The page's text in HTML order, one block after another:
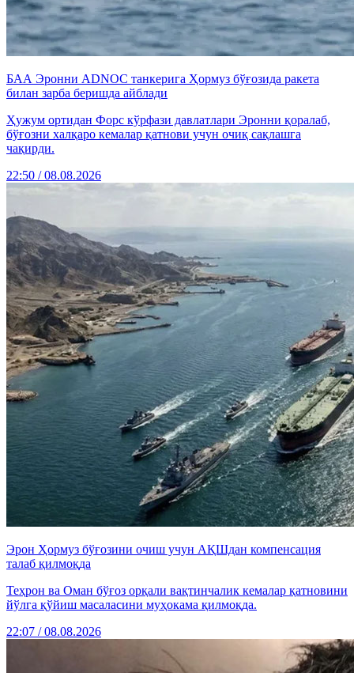
БАА Эронни ADNOC танкерига Ҳормуз бўғозида ракета
билан зарба беришда айблади
Ҳужум ортидан Форс кўрфази давлатлари Эронни қоралаб,
бўғозни халқаро кемалар қатнови учун очиқ сақлашга
чақирди.
22:50 / 08.08.2026
Эрон Ҳормуз бўғозини очиш учун АҚШдан компенсация
талаб қилмоқда
Теҳрон ва Оман бўғоз орқали вақтинчалик кемалар қатновини
йўлга қўйиш масаласини муҳокама қилмоқда.
22:07 / 08.08.2026